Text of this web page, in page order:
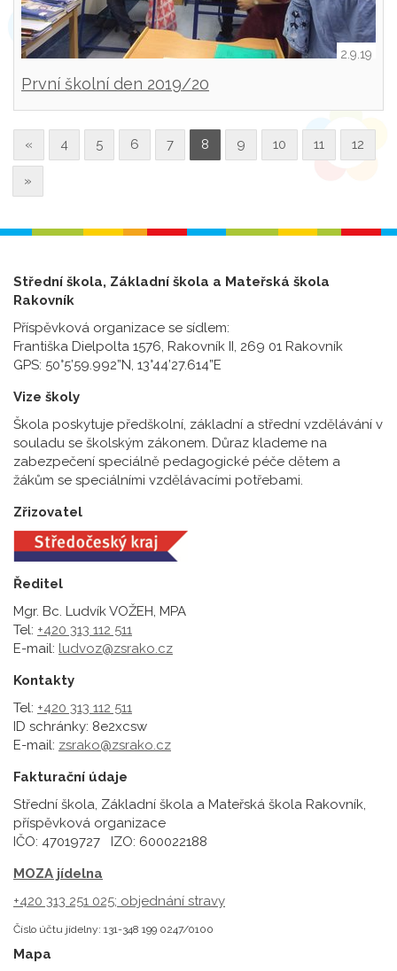
2.9.19
První školní den 2019/20
« 4 5 6 7 8 9 10 11 12
»
Střední škola, Základní škola a Mateřská škola
Rakovník
Příspěvková organizace se sídlem:
Františka Dielpolta 1576, Rakovník II, 269 01 Rakovník
GPS: 50°5’59.992”N, 13°44’27.614”E
Vize školy
Škola poskytuje předškolní, základní a střední vzdělávání v
souladu se školským zákonem. Důraz klademe na
zabezpečení speciálně pedagogické péče dětem a
žákům se speciálními vzdělávacími potřebami.
Zřizovatel
Ředitel
Mgr. Bc. Ludvík VOŽEH, MPA
Tel: +420 313 112 511
E-mail: ludvoz@zsrako.cz
Kontakty
Tel: +420 313 112 511
ID schránky: 8e2xcsw
E-mail: zsrako@zsrako.cz
Fakturační údaje
Střední škola, Základní škola a Mateřská škola Rakovník,
příspěvková organizace
IČO: 47019727 IZO: 600022188
MOZA jídelna
+420 313 251 025; objednání stravy
Číslo účtu jídelny: 131-348 199 0247/0100
Mapa